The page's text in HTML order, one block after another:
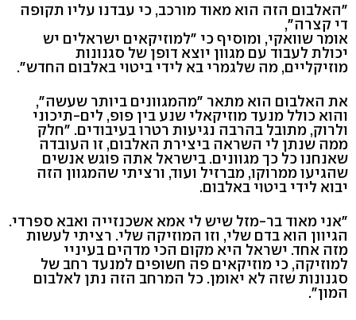
"האלבום הזה הוא מאוד מורכב, כי עבדנו עליו תקופה
די קצרה",
אומר שוואקי, ומוסיף כי "למוזיקאים ישראלים יש
יכולת לעבוד עם מגוון יוצא דופן של סגנונות
מוזיקליים, מה שלגמרי בא לידי ביטוי באלבום החדש".
את האלבום הוא מתאר "מהמגוונים ביותר שעשה",
והוא כולל מנעד מוזיקאלי שנע בין פופ, לים-תיכוני
ולרוק, מתובל בהרבה נגיעות רטרו בעיבודים. "חלק
ממה שנתן לי השראה ביצירת האלבום, זו העובדה
שאנחנו כל כך מגוונים. בישראל אתה פוגש אנשים
שהגיעו ממרוקו, מברזיל ועוד, ורציתי שהמגוון הזה
יבוא לידי ביטוי באלבום.
"אני מאוד בר-מזל שיש לי אמא אשכנזייה ואבא ספרדי.
הגיוון הוא בדם שלי, וזו המוזיקה שלי. רציתי לעשות
מזה אחד. ישראל היא מקום הכי מדהים בעיניי
למוזיקה, כי מוזיקאים פה חשופים למנעד רחב של
סגנונות שזה לא יאומן. כל המרחב הזה נתן לאלבום
המון".